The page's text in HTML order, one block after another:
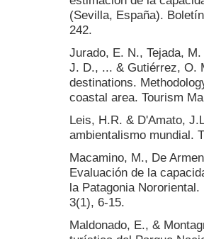
(Sevilla, España).
242.
Jurado, E. N., Tejada,
J. D., ... & Gutiérrez, O.
destinations.
coastal area. Tourism
Leis, H.R. & D'Amato,
ambientalismo mundial.
Macamino, M., De
Evaluación de la
la Patagonia
3(1), 6-15.
Maldonado, E., &